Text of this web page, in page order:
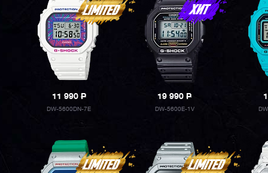
11 990P
DW-5600DN-7E
19 990P
DW-5600E-1V